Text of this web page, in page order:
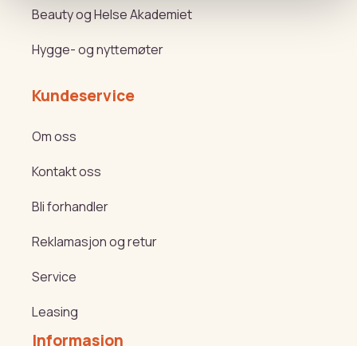
Beauty og Helse Akademiet
Hygge- og nyttemøter
Kundeservice
Om oss
Kontakt oss
Bli forhandler
Reklamasjon og retur
Service
Leasing
Informasjon